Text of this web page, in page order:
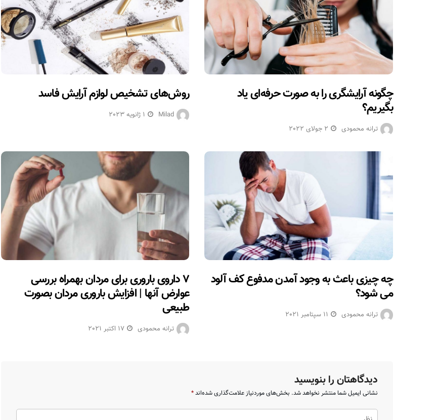
روش‌های تشخیص لوازم آرایش فاسد
Milad 1 ژانویه 2023
چگونه آرایشگری را به صورت حرفه‌ای یاد
بگیریم؟
ترانه محمودی 2 جولای 2022
۷ داروی باروری برای مردان بهمراه بررسی
عوارض آنها | افزایش باروری مردان بصورت
طبیعی
ترانه محمودی 17 اکتبر 2021
چه چیزی باعث به وجود آمدن مدفوع کف آلود
می شود؟
ترانه محمودی 11 سپتامبر 2021
دیدگاهتان را بنویسید
نشانی ایمیل شما منتشر نخواهد شد. بخش‌های موردنیاز علامت‌گذاری شده‌اند*